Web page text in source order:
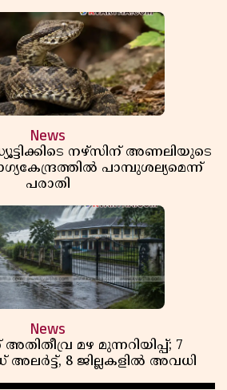
News
നഴ്സിന് അണലിയുടെ
പാമ്പുശല്യമെന്ന്
പരാതി
News
മഴ മുന്നറിയിപ്പ്; 7
അലർട്ട്, 8 ജില്ലകളിൽ അവധി